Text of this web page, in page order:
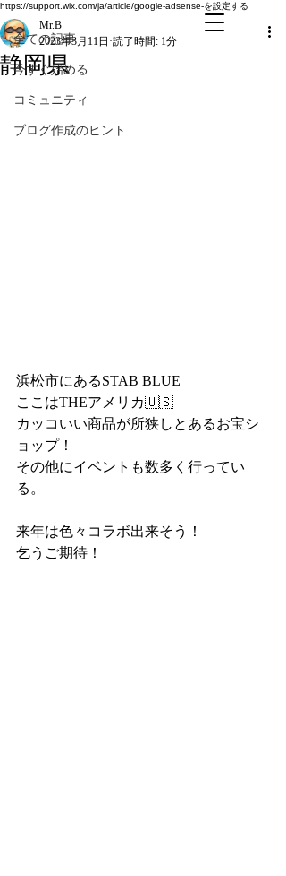
https://support.wix.com/ja/article/google-adsense-を設定する
全ての記事
今すぐ始める
コミュニティ
ブログ作成のヒント
静岡県
Mr.B
2023年3月11日 読了時間: 1分
浜松市にあるSTAB BLUE
ここはTHEアメリカ🇺🇸
カッコいい商品が所狭しとあるお宝シ
ョップ！
その他にイベントも数多く行ってい
る。
来年は色々コラボ出来そう！
乞うご期待！